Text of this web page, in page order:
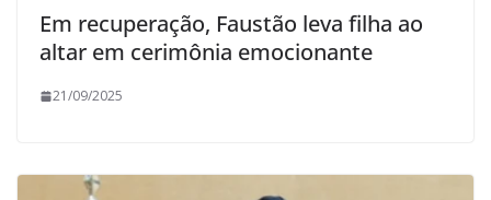
Em recuperação, Faustão leva filha ao
altar em cerimônia emocionante
21/09/2025